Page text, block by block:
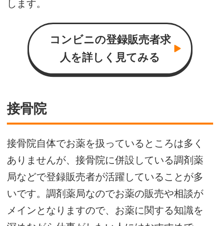
します。
コンビニの登録販売者求
人を詳しく見てみる
接骨院
接骨院自体でお薬を扱っているところは多く
ありませんが、接骨院に併設している調剤薬
局などで登録販売者が活躍していることが多
いです。調剤薬局なのでお薬の販売や相談が
メインとなりますので、お薬に関する知識を